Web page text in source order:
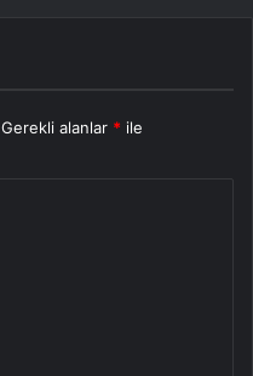
Gerekli alanlar * ile